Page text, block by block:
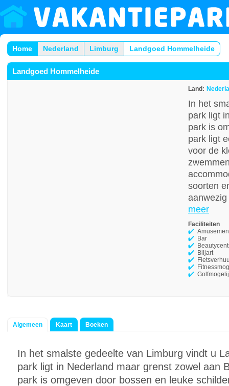
Home Nederland Limburg Landgoed Hommelheide
Landgoed Hommelheide
Land:
In het
park ligt
park is
park ligt
voor de
soorten
meer
Faciliteiten
Bar
Biljart
Algemeen Kaart Boeken
In het smalste gedeelte van Limburg vindt u
park ligt in Nederland maar grenst zowel aan
park is omgeven door bossen en leuke